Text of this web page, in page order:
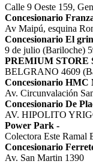
Calle 9 Oeste 159,
Concesionario
Av Maipú, esquina
Concesionario El
9 de julio (Bariloche)
PREMIUM STORE
BELGRANO 4609
Concesionario
Av. Circunvalación
Concesionario De
AV. HIPOLITO
Power Park -
Colectora Este Ramal
Concesionario
Av. San Martin 1390